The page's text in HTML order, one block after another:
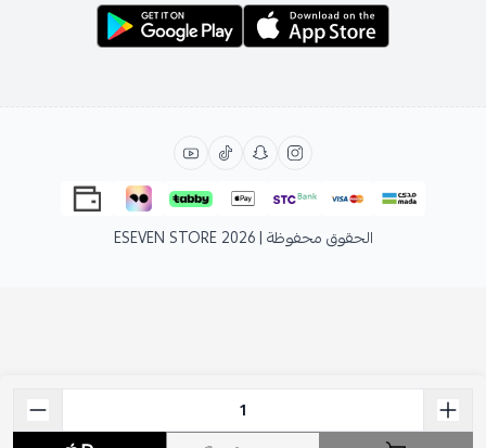
الحقوق محفوظة | 2026 ESEVEN STORE